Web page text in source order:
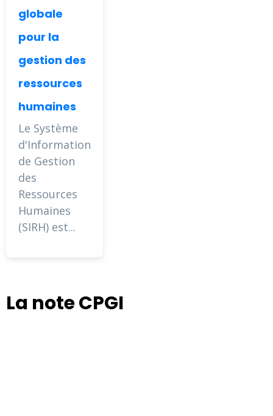
globale
pour la
gestion des
ressources
humaines
Le Système
d'Information
de Gestion
des
Ressources
Humaines
(SIRH) est...
La note CPGI